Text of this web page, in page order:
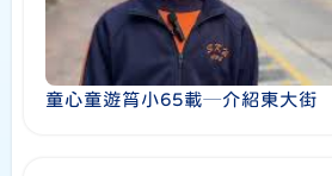
童心童遊筲小65載─介紹東大街